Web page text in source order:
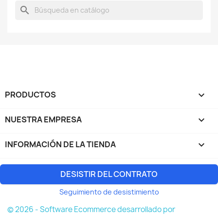
search
PRODUCTOS 
NUESTRA EMPRESA 
INFORMACIÓN DE LA TIENDA keyboard_arrow_down
DESISTIR DEL CONTRATO
Seguimiento de desistimiento
© 2026 - Software Ecommerce desarrollado por